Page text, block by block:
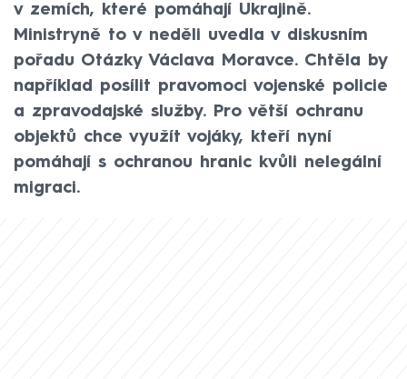
v zemích, které pomáhají Ukrajině.
Ministryně to v neděli uvedla v diskusním
pořadu Otázky Václava Moravce. Chtěla by
například posílit pravomoci vojenské policie
a zpravodajské služby. Pro větší ochranu
objektů chce využít vojáky, kteří nyní
pomáhají s ochranou hranic kvůli nelegální
migraci.